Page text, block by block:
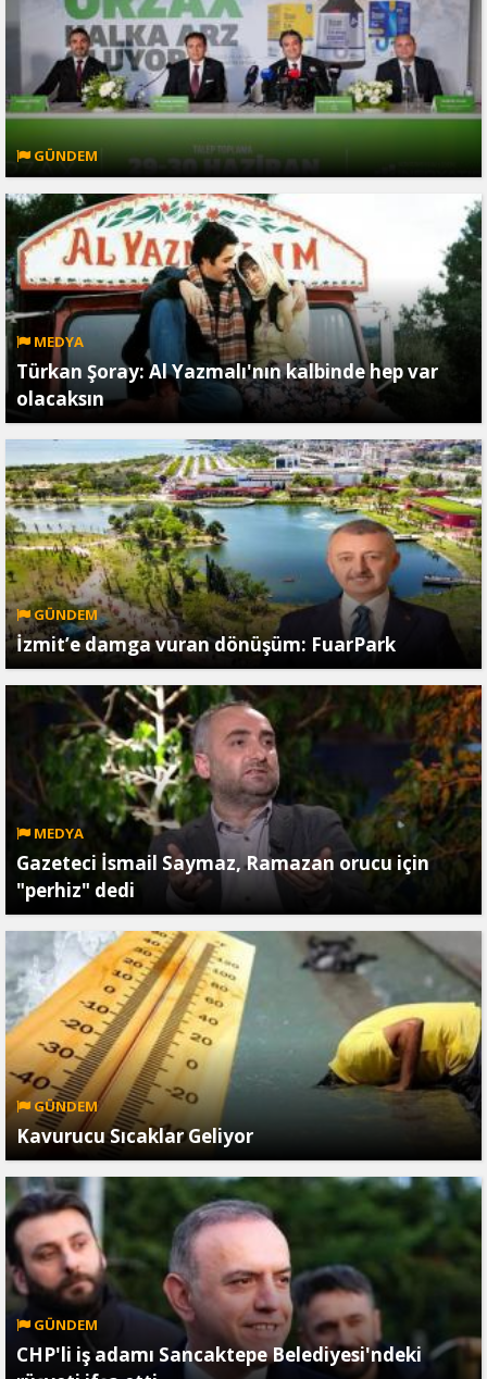
GÜNDEM
MEDYA
Türkan Şoray: Al Yazmalı'nın kalbinde hep var
olacaksın
GÜNDEM
İzmit’e damga vuran dönüşüm: FuarPark
MEDYA
Gazeteci İsmail Saymaz, Ramazan orucu için
"perhiz" dedi
GÜNDEM
Kavurucu Sıcaklar Geliyor
GÜNDEM
CHP'li iş adamı Sancaktepe Belediyesi'ndeki